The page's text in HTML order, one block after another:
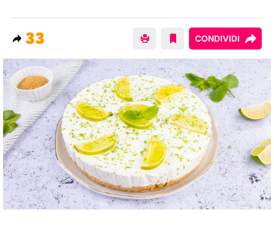
33 CONDIVIDI